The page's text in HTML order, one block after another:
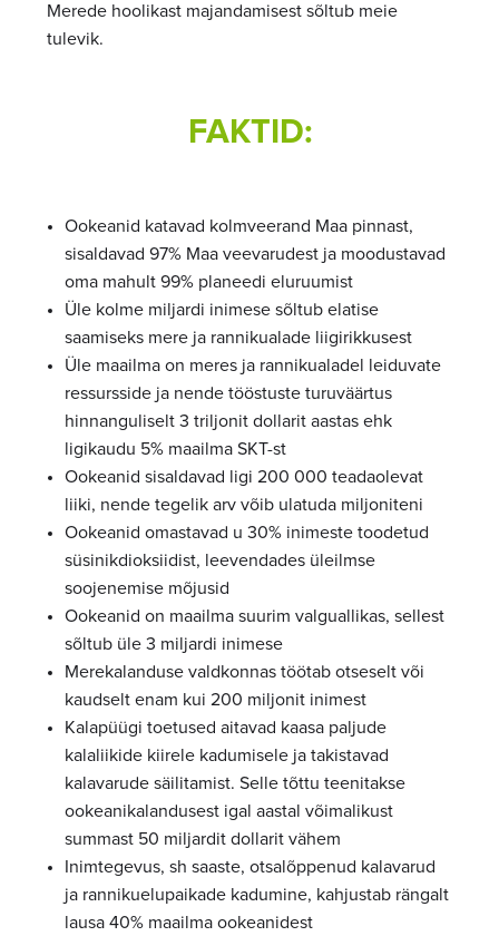
Merede hoolikast majandamisest sõltub meie
tulevik.
FAKTID:
Ookeanid katavad kolmveerand Maa pinnast,
sisaldavad 97% Maa veevarudest ja moodustavad
oma mahult 99% planeedi eluruumist
Üle kolme miljardi inimese sõltub elatise
saamiseks mere ja rannikualade liigirikkusest
Üle maailma on meres ja rannikualadel leiduvate
ressursside ja nende tööstuste turuväärtus
hinnanguliselt 3 triljonit dollarit aastas ehk
ligikaudu 5% maailma SKT-st
Ookeanid sisaldavad ligi 200 000 teadaolevat
liiki, nende tegelik arv võib ulatuda miljoniteni
Ookeanid omastavad u 30% inimeste toodetud
süsinikdioksiidist, leevendades üleilmse
soojenemise mõjusid
Ookeanid on maailma suurim valguallikas, sellest
sõltub üle 3 miljardi inimese
Merekalanduse valdkonnas töötab otseselt või
kaudselt enam kui 200 miljonit inimest
Kalapüügi toetused aitavad kaasa paljude
kalaliikide kiirele kadumisele ja takistavad
kalavarude säilitamist. Selle tõttu teenitakse
ookeanikalandusest igal aastal võimalikust
summast 50 miljardit dollarit vähem
Inimtegevus, sh saaste, otsalõppenud kalavarud
ja rannikuelupaikade kadumine, kahjustab rängalt
lausa 40% maailma ookeanidest